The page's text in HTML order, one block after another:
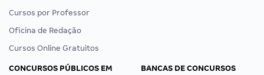
Cursos por Professor
Oficina de Redação
Cursos Online Gratuitos
CONCURSOS PÚBLICOS EM
BANCAS DE CONCURSOS